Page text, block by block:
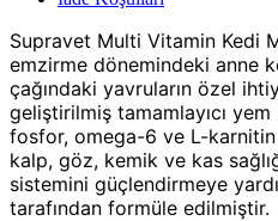
Supravet Multi Vitamin Kedi
emzirme dönemindeki anne
çağındaki yavruların özel
geliştirilmiş tamamlayıcı yem
fosfor, omega-6 ve L-
kalp, göz, kemik ve kas
sistemini güçlendirmeye
tarafından formüle edilmiştir.